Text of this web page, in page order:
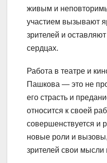
живым и
участием вызывают
зрителей и
сердцах.
Работа в театре и
Пашкова — это не
его страсть и
относится к своей
совершенствуется и
новые роли и
зрителей свои мысли